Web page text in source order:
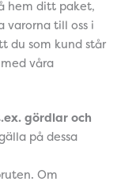
hem ditt paket,
varorna till oss i
du som kund står
våra
gördlar och
på dessa
Om